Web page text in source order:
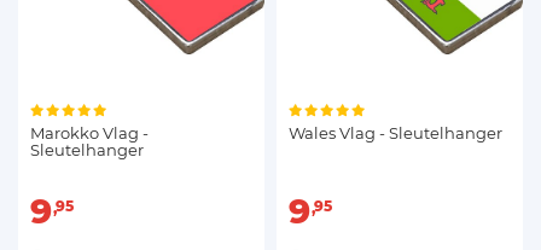
Marokko Vlag -
Sleutelhanger
9 95
Wales Vlag - Sleutelhanger
9 95